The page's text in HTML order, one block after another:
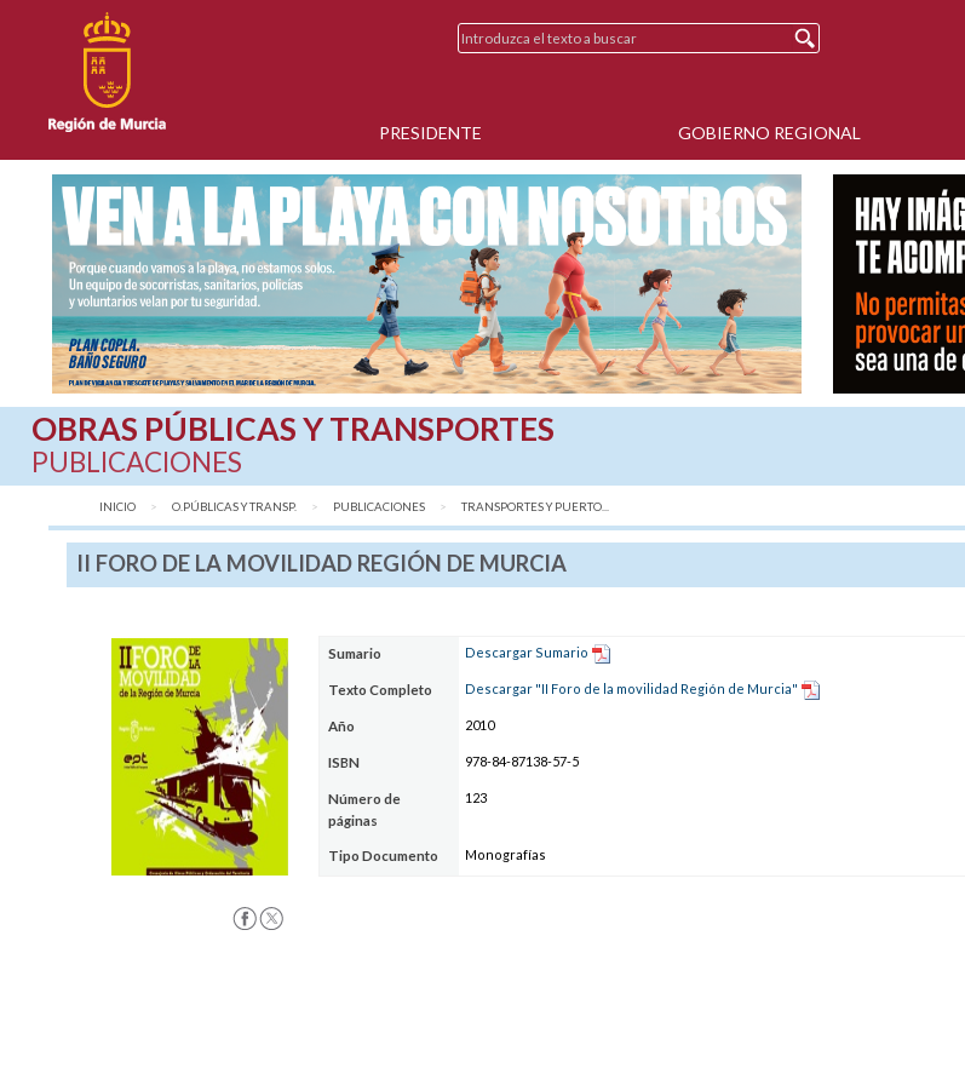
PRESIDENTE GOBIERNO REGIONAL
OBRAS PÚBLICAS Y TRANSPORTES
PUBLICACIONES
INICIO O.PÚBLICAS Y TRANSP. PUBLICACIONES AQUÍ:
TRANSPORTES Y PUERTO...
II FORO DE LA MOVILIDAD REGIÓN DE MURCIA
Sumario Descargar Sumario
Texto Completo Descargar "II Foro de la movilidad Región de Murcia"
Año 2010
ISBN 978-84-87138-57-5
Número de
páginas
123
Tipo Documento Monografías